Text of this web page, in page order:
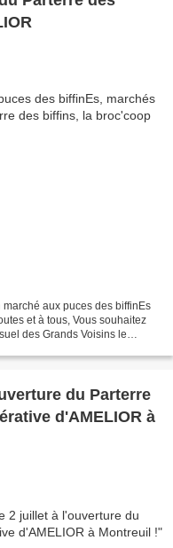
aux puces des biffinEs
et à tous, Vous souhaitez
des Grands Voisins le
du Parterre
d'AMELIOR à